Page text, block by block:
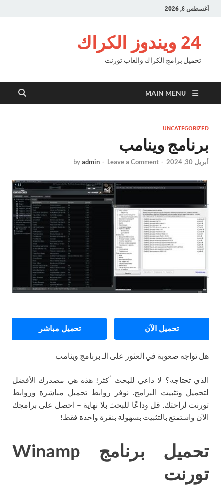
أغسطس 8, 2026
24 ويندوز الكراك
تحميل برامج الكراك والعاب تورنت
MAIN MENU
UNCATEGORIZED
برنامج وينامب
أبريل 30, 2024 -
byadmin - Leave a Comment
تحميل الآن تحميل مباشر
هل تواجه صعوبة في العثور على الـ برنامج وينامب
الذي تحتاجه؟ لا داعي للبحث أكثر! هذه هي مصدرك الأفضل
لتحميل وتثبيت البرامج. نوفر روابط تحميل مباشرة وروابط
تورنت لراحتك. قل وداعًا للبحث بلا نهاية – احصل على برامجك
الآن واستمتع بالتثبيت بسهولة بنقرة واحدة فقط!
تحميل برنامج Winamp
تورنت